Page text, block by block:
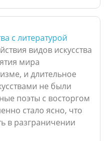
с литературой
видов искусства
мира
и длительное
не были
поэты с восторгом
стало ясно, что
в разграничении